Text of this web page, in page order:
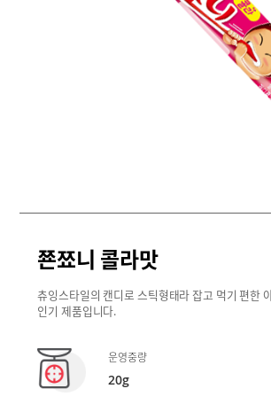
쬰쬬니 콜라맛
츄잉스타일의 캔디로 스틱형태라 잡고 먹기 편한
인기 제품입니다.
운영중량
20g